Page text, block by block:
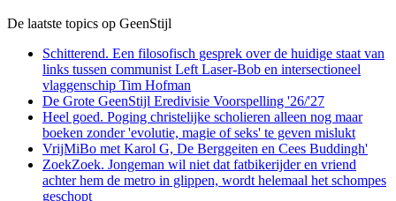
De laatste topics op GeenStijl
Schitterend. Een filosofisch gesprek over de huidige staat van
links tussen communist Left Laser-Bob en intersectioneel
vlaggenschip Tim Hofman
De Grote GeenStijl Eredivisie Voorspelling '26/'27
Heel goed. Poging christelijke scholieren alleen nog maar
boeken zonder 'evolutie, magie of seks' te geven mislukt
VrijMiBo met Karol G, De Berggeiten en Cees Buddingh'
ZoekZoek. Jongeman wil niet dat fatbikerijder en vriend
achter hem de metro in glippen, wordt helemaal het schompes
geschopt